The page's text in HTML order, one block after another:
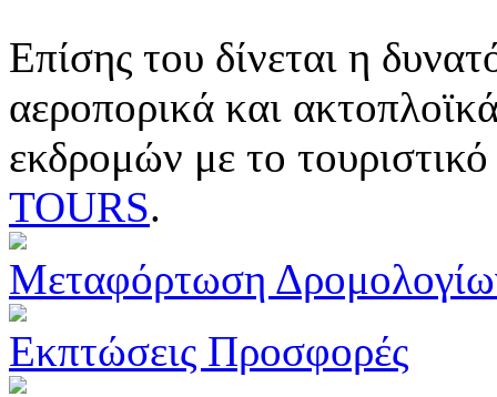
Επίσης του δίνεται η
αεροπορικά και
εκδρομών με το
TOURS.
Μεταφόρτωση
Εκπτώσεις Προσφορές